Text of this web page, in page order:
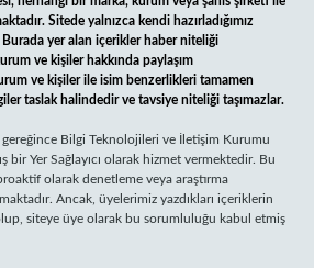
Sitede yalnızca kendi hazırladığımız
Burada yer alan içerikler haber niteliği
ve kişiler hakkında paylaşım
ve kişiler ile isim benzerlikleri tamamen
taslak halindedir ve tavsiye niteliği taşımazlar.
gereğince Bilgi Teknolojileri ve İletişim Kurumu
bir Yer Sağlayıcı olarak hizmet vermektedir. Bu
olarak denetleme veya araştırma
Ancak, üyelerimiz yazdıkları içeriklerin
siteye üye olarak bu sorumluluğu kabul etmiş